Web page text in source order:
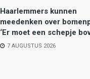
Haarlemmers kunnen
meedenken over
‘Er moet een schepje
7 AUGUSTUS 2026